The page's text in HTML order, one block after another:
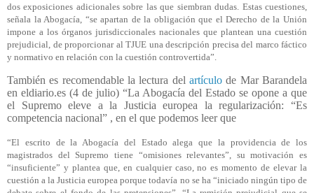
dos exposiciones adicionales sobre las que siembran dudas. Estas cuestiones,
señala la Abogacía, “se apartan de la obligación que el Derecho de la Unión
impone a los órganos jurisdiccionales nacionales que plantean una cuestión
prejudicial, de proporcionar al TJUE una descripción precisa del marco fáctico
y normativo en relación con la cuestión controvertida”.
También es recomendable la lectura del artículo de Mar Barandela
en eldiario.es (4 de julio) “La Abogacía del Estado se opone a que
el Supremo eleve a la Justicia europea la regularización: “Es
competencia nacional” , en el que podemos leer que
“El escrito de la Abogacía del Estado alega que la providencia de los
magistrados del Supremo tiene “omisiones relevantes”, su motivación es
“insuficiente” y plantea que, en cualquier caso, no es momento de elevar la
cuestión a la Justicia europea porque todavía no se ha “iniciado ningún tipo de